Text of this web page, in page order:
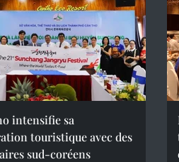
intensifie sa
touristique avec des
sud-coréens